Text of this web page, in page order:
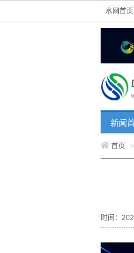
水网首页
新闻
首页 >
时间：